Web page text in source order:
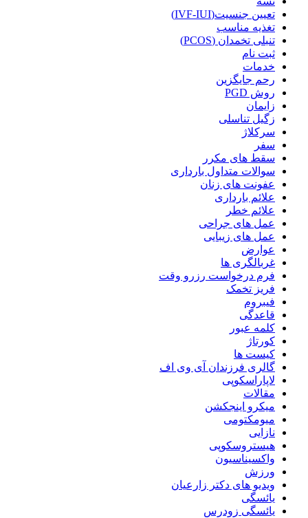
تعیین جنسیت(IVF-IUI)
تغذیه مناسب
تنبلی تخمدان (PCOS)
ثبت نام
خدمات
رحم جایگزین
روش PGD
زایمان
زگیل تناسلی
سرکلاژ
سفر
سقط های مکرر
سوالات متداول بارداری
عفونت های زنان
علائم بارداری
علائم خطر
عمل های جراحی
عمل های زیبایی
عوارض
غربالگری ها
فرم درخواست رزرو وقت
فریز تخمک
فیبروم
قاعدگی
کلمه عبور
کورتاژ
کیست ها
گالری فرزندان آی وی اف
لاپاراسکوپی
مقالات
میکرو اینجکشن
میومکتومی
نازایی
هیستروسکوپی
واکسیناسیون
ورزش
ویدیو های دکتر زارعیان
یائسگی
یائسگی زودرس